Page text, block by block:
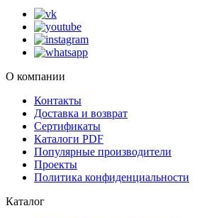
О компании
Контакты
Доставка и возврат
Сертификаты
Каталоги PDF
Популярные производители
Проекты
Политика конфиденциальности
Каталог